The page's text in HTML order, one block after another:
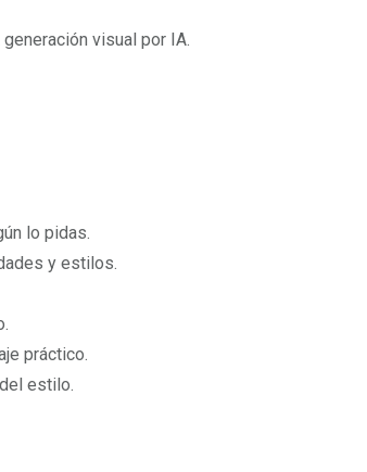
visual por IA.
lo pidas.
y estilos.
práctico.
estilo.